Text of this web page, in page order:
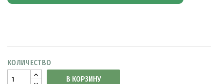
КОЛИЧЕСТВО
В КОРЗИНУ